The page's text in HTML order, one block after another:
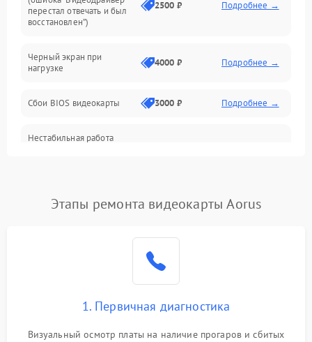
Интерфейсные и коммуникационные проблемы
Электропитание
ПО
Электронные компоненты
Общие поломки
перестал отвечать и был
восстановлен”)
2500 ₽ Подробнее →
Черный экран при
нагрузке
4000 ₽ Подробнее →
Сбои BIOS видеокарты 3000 ₽ Подробнее →
Нестабильная работа
Этапы ремонта видеокарты Aorus
1. Первичная диагностика
Визуальный осмотр платы на наличие прогаров и сбитых